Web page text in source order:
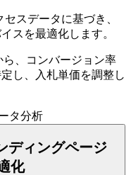
スデータに基づき、
スを最適化します。
ら、コンバージョン率
し、入札単価を調整し
タ分析
ディングページ
化